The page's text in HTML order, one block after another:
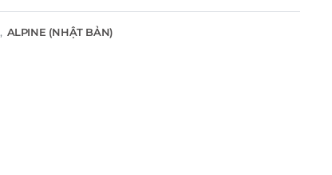
, ALPINE (NHẬT BẢN)